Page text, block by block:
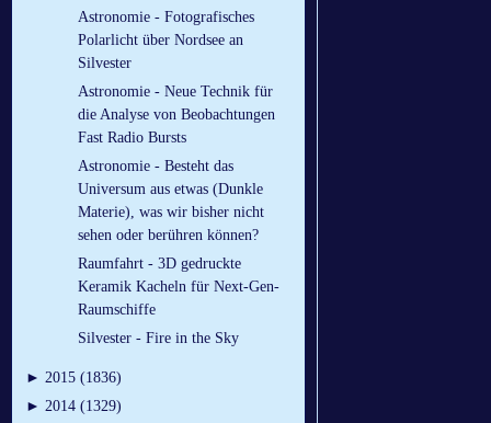
Astronomie - Fotografisches
Polarlicht über Nordsee an
Silvester
Astronomie - Neue Technik für
die Analyse von Beobachtungen
Fast Radio Bursts
Astronomie - Besteht das
Universum aus etwas (Dunkle
Materie), was wir bisher nicht
sehen oder berühren können?
Raumfahrt - 3D gedruckte
Keramik Kacheln für Next-Gen-
Raumschiffe
Silvester - Fire in the Sky
► 2015 (1836)
► 2014 (1329)